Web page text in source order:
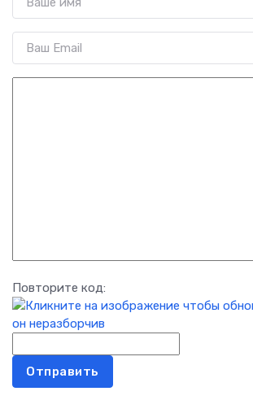
Повторите код:
Отправить